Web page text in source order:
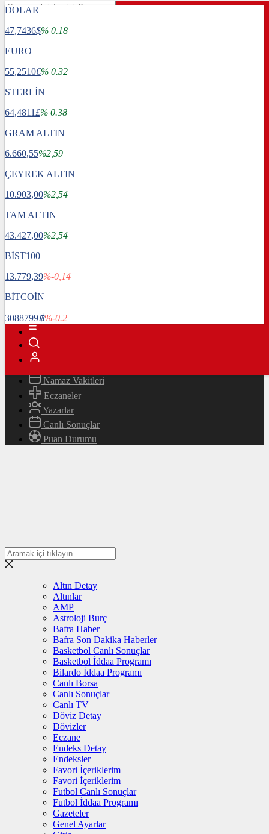
DOLAR
47,7436$% 0.18
EURO
55,2510€% 0.32
STERLİN
64,4811£% 0.38
GRAM ALTIN
6.660,55%2,59
ÇEYREK ALTIN
10.903,00%2,54
TAM ALTIN
43.427,00%2,54
BİST100
13.779,39%-0,14
BİTCOİN
3088799฿%-0.2
Dünya
Spor
Magazin
Teknoloji
Bafra Rehberi
Namaz Vakitleri
Eczaneler
Yazarlar
Canlı Sonuçlar
Puan Durumu
Altın Detay
Altınlar
AMP
Astroloji Burç
Bafra Haber
Bafra Son Dakika Haberler
Basketbol Canlı Sonuçlar
Basketbol İddaa Programı
Bilardo İddaa Programı
Canlı Borsa
Canlı Sonuçlar
Canlı TV
Döviz Detay
Dövizler
Eczane
Endeks Detay
Endeksler
Favori İçeriklerim
Favori İçeriklerim
Futbol Canlı Sonuçlar
Futbol İddaa Programı
Gazeteler
Genel Ayarlar